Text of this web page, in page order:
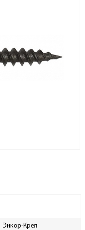
Энкор-Креп